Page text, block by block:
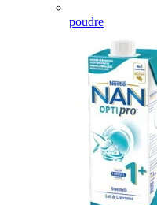
poudre